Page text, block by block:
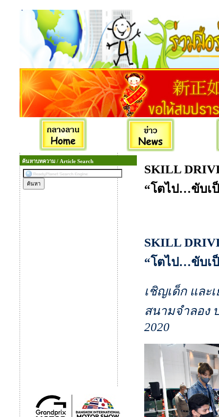
ค้นหาบทความ / Article Search
SKILL
“โตไป…ขับเ
SKILL
“โตไป…ขับเ
เชิญเด็ก และ
สนามจำลอง
2020